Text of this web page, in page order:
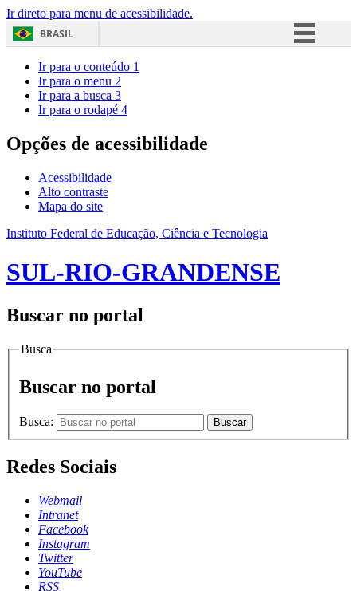
Ir direto para menu de acessibilidade.
BRASIL
Acesso à informação
Ir para o conteúdo 1
Ir para o menu 2
Ir para a busca 3
Ir para o rodapé 4
Opções de acessibilidade
Acessibilidade
Alto contraste
Mapa do site
Instituto Federal de Educação, Ciência e Tecnologia
SUL-RIO-GRANDENSE
Buscar no portal
Busca
Buscar no portal
Busca: Buscar
Redes Sociais
Webmail
Intranet
Facebook
Instagram
Twitter
YouTube
RSS